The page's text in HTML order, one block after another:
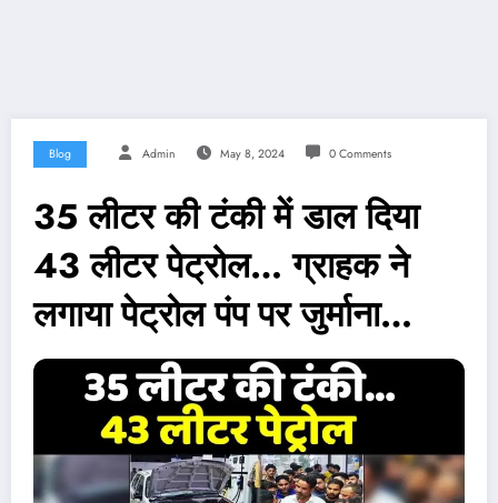
Blog Admin May 8, 2024 0 Comments
35 लीटर की टंकी में डाल दिया
43 लीटर पेट्रोल… ग्राहक ने
लगाया पेट्रोल पंप पर जुर्माना…